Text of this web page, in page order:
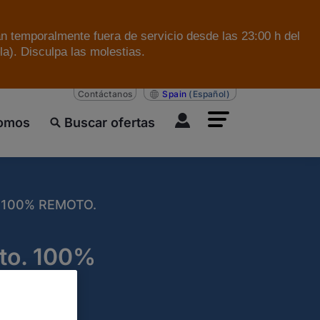
temporalmente fuera de servicio desde las 23:00 h del
Disculpa las molestias.
Buscar ofertas
Contáctanos Spain (Español)
REMOTO.
100%